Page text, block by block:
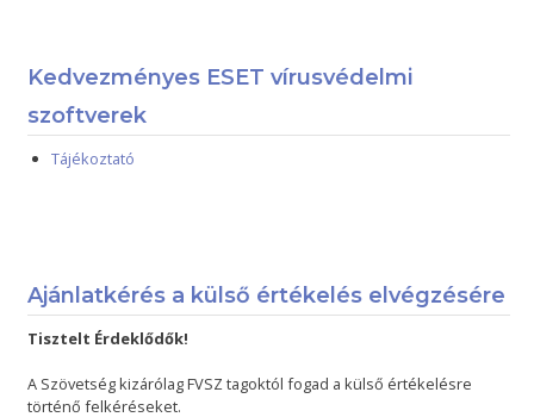
Kedvezményes ESET vírusvédelmi
szoftverek
Tájékoztató
Ajánlatkérés a külső értékelés elvégzésére
Tisztelt Érdeklődők!
A Szövetség kizárólag FVSZ tagoktól fogad a külső értékelésre
történő felkéréseket.